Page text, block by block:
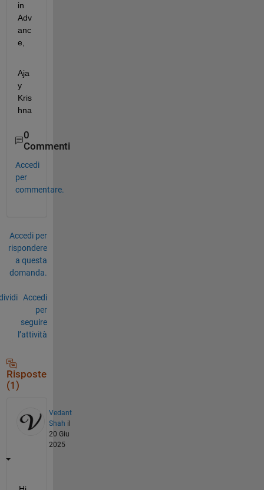
in
Adv
anc
e,
Aja
y
Kris
hna
0
Commenti
Accedi
per
commentare.
Accedi per
rispondere
a questa
domanda.
Accedi
per
seguire
l’attività
Risposte
(1)
Vedant
Shah il
20 Giu
2025